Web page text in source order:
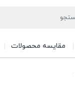
مقایسه محصولات